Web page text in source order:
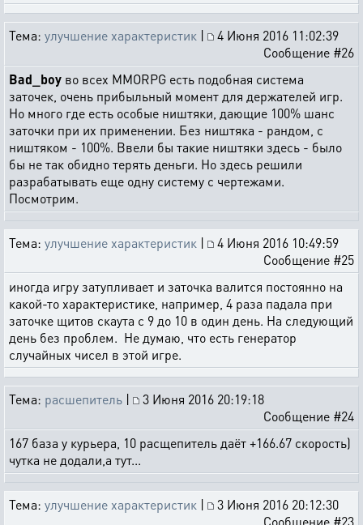
Тема: улучшение характеристик |
4 Июня 2016 11:02:39
Сообщение #26
Bad_boy во всех MMORPG есть подобная система
заточек, очень прибыльный момент для держателей игр.
Но много где есть особые ништяки, дающие 100% шанс
заточки при их применении. Без ништяка - рандом, с
ништяком - 100%. Ввели бы такие ништяки здесь - было
бы не так обидно терять деньги. Но здесь решили
разрабатывать еще одну систему с чертежами.
Посмотрим.
Тема: улучшение характеристик |
4 Июня 2016 10:49:59
Сообщение #25
иногда игру затупливает и заточка валится постоянно на
какой-то характеристике, например, 4 раза падала при
заточке щитов скаута с 9 до 10 в один день. На следующий
день без проблем. Не думаю, что есть генератор
случайных чисел в этой игре.
Тема: расшепитель |
3 Июня 2016 20:19:18
Сообщение #24
167 база у курьера, 10 расщепитель даёт +166.67 скорость)
чутка не додали,а тут...
Тема: улучшение характеристик |
3 Июня 2016 20:12:30
Сообщение #23